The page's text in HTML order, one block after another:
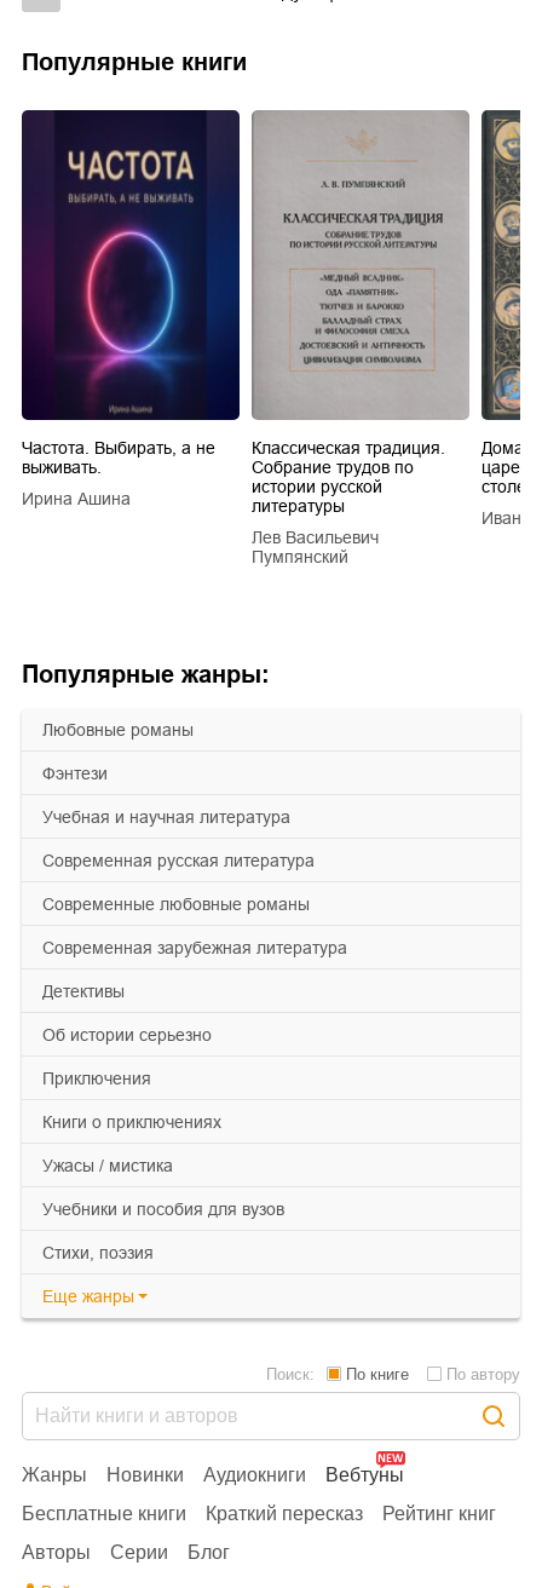
Популярные жанры:
любовные романы
фэнтези
учебная и научная литература
современная русская литература
современные любовные романы
современная зарубежная литература
детективы
об истории серьезно
приключения
книги о приключениях
ужасы / мистика
учебники и пособия для вузов
cтихи, поэзия
Еще жанры
Популярные книги
Частота. Выбирать, а не
выживать.
Ирина Ашина
Классическая традиция.
Собрание трудов по
истории русской
литературы
Лев Васильевич
Пумпянский
царей
Иван
Жанры Новинки Аудиокниги
Вебтуны
Бесплатные книги
Краткий пересказ
Рейтинг книг
Авторы
Серии Блог
Поиск: По книге По автору